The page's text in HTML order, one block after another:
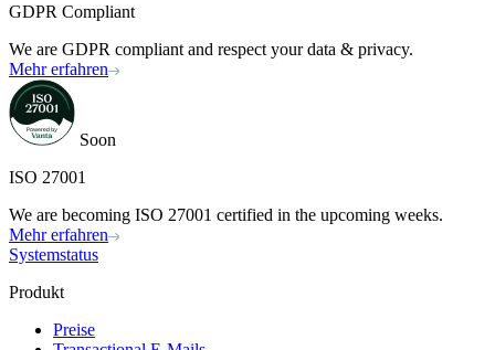
GDPR Compliant
We are GDPR compliant and respect your data & privacy.
Mehr erfahren
Soon
ISO 27001
We are becoming ISO 27001 certified in the upcoming weeks.
Mehr erfahren
Systemstatus
Produkt
Preise